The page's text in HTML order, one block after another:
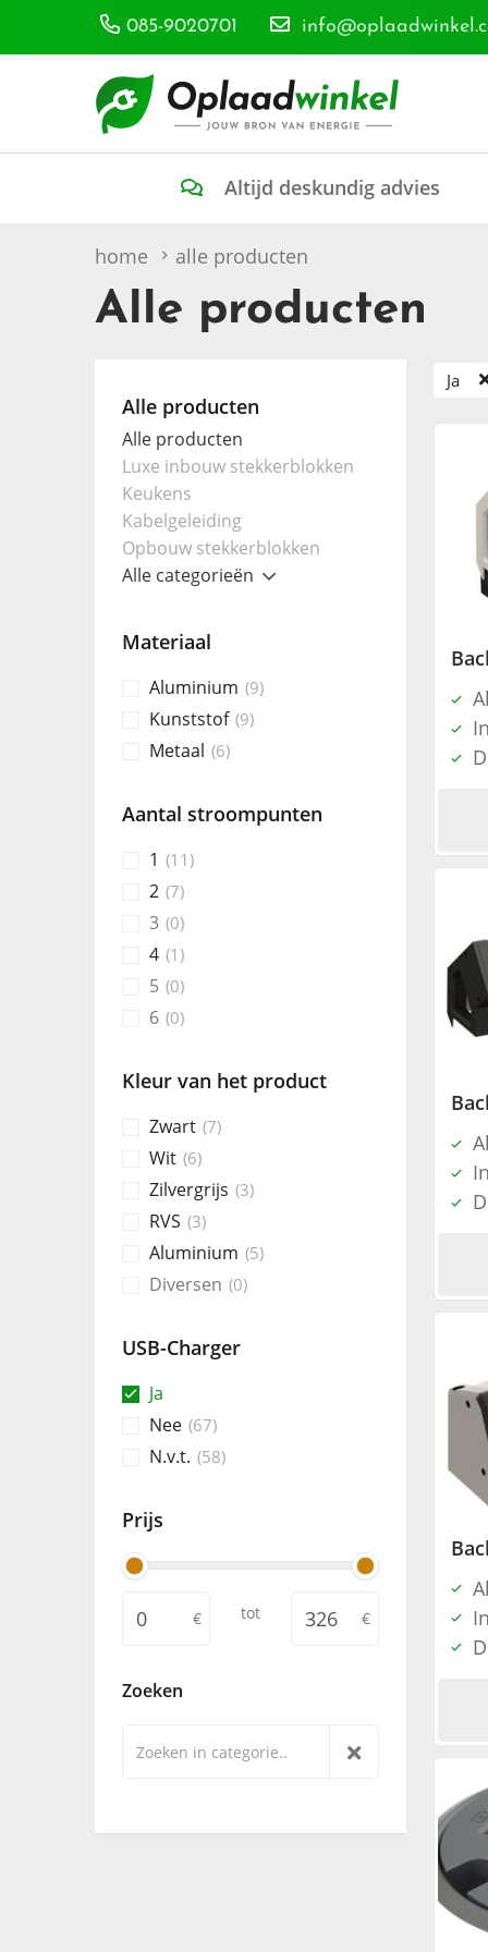
085-9020701
Altijd deskundig advies
home alle producten
Alle producten
Alle producten
Alle producten
Luxe inbouw stekkerblokken
Keukens
Kabelgeleiding
Opbouw stekkerblokken
Alle categorieën
Materiaal
Aluminium 9
Kunststof 9
Metaal 6
Aantal stroompunten
1 11
2 7
3 0
4 1
5 0
6 0
Kleur van het product
Zwart 7
Wit 6
Zilvergrijs 3
RVS 3
Aluminium 5
Diversen 0
USB-Charger
Ja
Nee 67
N.v.t. 58
Prijs
tot
Zoeken
Ja